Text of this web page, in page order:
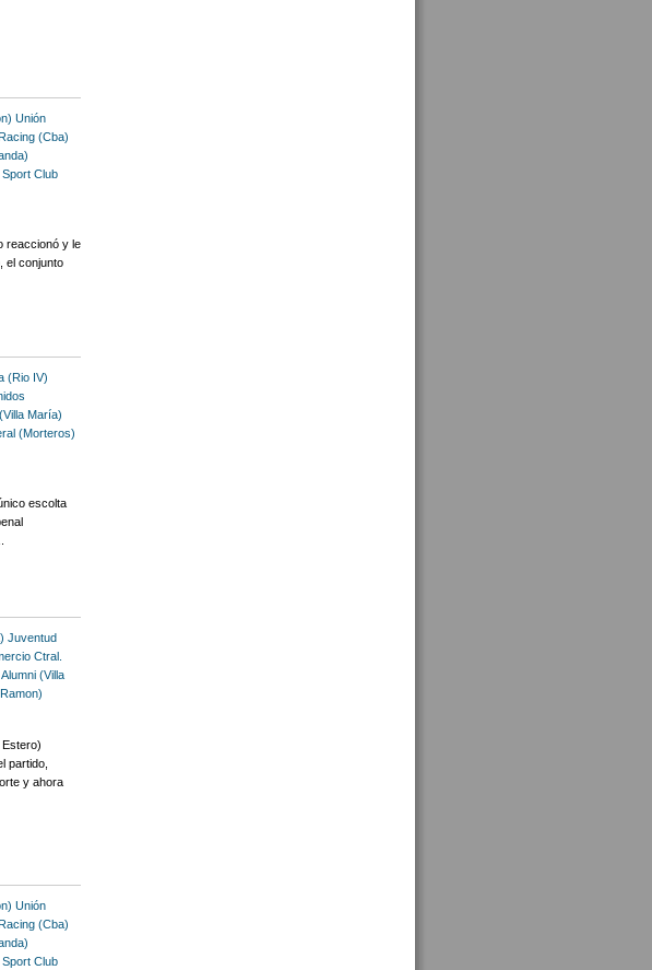
Unión
(Cba)
Sport Club
reaccionó y le
el conjunto
(Rio IV)
María)
(Morteros)
escolta
Juventud
Ctral.
Alumni (Villa
partido,
y ahora
Unión
(Cba)
Sport Club